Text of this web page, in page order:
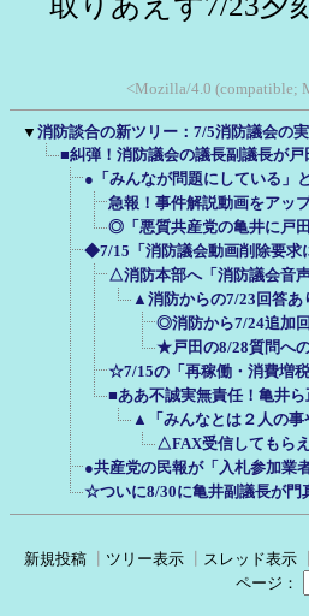
<Mozilla/4.0 (compatible;
▼ 消防談合の新ツリー：7/5消防議会の
■糾弾！消防議会の議長副議長が
●「みんなが問題にしている」
急報！事件解説動画をアッ
◎「悪質共産党の亀井に戸
◆7/15「消防議会動画削除要求
△消防本部へ「消防議会音
▲消防からの7/23回答あ
◎消防から7/24追加
★戸田の8/28質問へ
☆7/15の「再稼働・消費増
■ああ不誠実無責任！亀井
▲「みんなとは２人の事
△FAX受信してもら
●共産党の民報が「入札参加業
☆ついに8/30に亀井副議長が門
新規投稿
ツリー表示 スレッド表示
ページ：